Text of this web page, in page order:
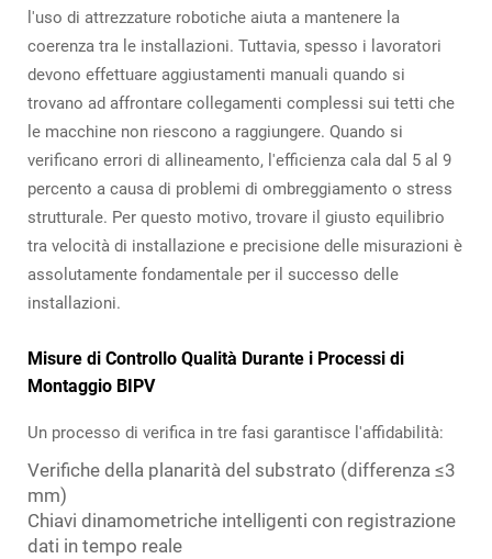
l'uso di attrezzature robotiche aiuta a mantenere la
coerenza tra le installazioni. Tuttavia, spesso i lavoratori
devono effettuare aggiustamenti manuali quando si
trovano ad affrontare collegamenti complessi sui tetti che
le macchine non riescono a raggiungere. Quando si
verificano errori di allineamento, l'efficienza cala dal 5 al 9
percento a causa di problemi di ombreggiamento o stress
strutturale. Per questo motivo, trovare il giusto equilibrio
tra velocità di installazione e precisione delle misurazioni è
assolutamente fondamentale per il successo delle
installazioni.
Misure di Controllo Qualità Durante i Processi di
Montaggio BIPV
Un processo di verifica in tre fasi garantisce l'affidabilità:
Verifiche della planarità del substrato (differenza ≤3
mm)
Chiavi dinamometriche intelligenti con registrazione
dati in tempo reale